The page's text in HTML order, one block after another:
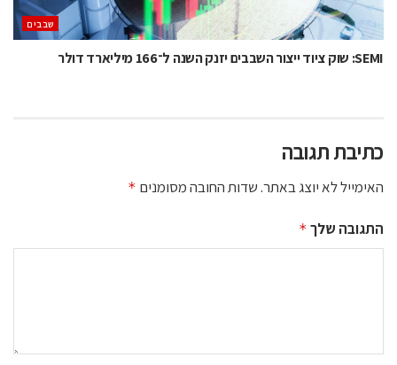
‫שבבים‬
SEMI: שוק ציוד ייצור השבבים יזנק השנה ל־166 מיליארד דולר
כתיבת תגובה
האימייל לא יוצג באתר.שדות החובה מסומנים *
התגובה שלך *